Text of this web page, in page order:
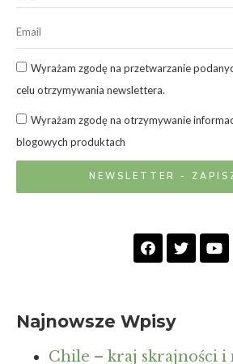
Wyrażam zgodę na przetwarzanie
celu otrzymywania newslettera.
Wyrażam zgodę na otrzymywanie
blogowych produktach
NEWSLETTER -
Najnowsze Wpisy
Chile – kraj skrajności i